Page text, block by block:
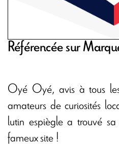
Référencée sur
Oyé Oyé, avis à tous
amateurs de curiosités
lutin espiègle a trouvé
fameux site !